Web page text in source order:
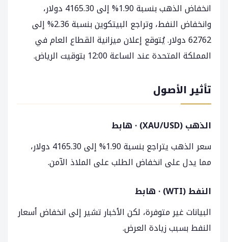
انخفاض الذهب بنسبة 1.90% إلى 4165.30 دولار،
وانخفاض النفط، وتراجع البيتكوين بنسبة 2.36% إلى
62762 دولار. يُتوقع إعلان ميزانية القطاع العام في
المملكة المتحدة عند الساعة 12:00 بتوقيت الرياض.
تأثير الأصول
الذهب (XAU/USD) · هابط
سعر الذهب يتراجع بنسبة 1.90% إلى 4165.30 دولار،
مما يدل على انخفاض الطلب على الملاذ الآمن.
النفط (WTI) · هابط
البيانات غير متوفرة، لكن الأخبار تشير إلى انخفاض أسعار
النفط بسبب زيادة العرض.